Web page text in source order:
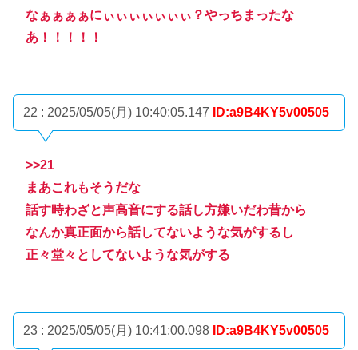
なぁぁぁぁにぃぃぃぃぃぃぃ？やっちまったな
あ！！！！！
22 : 2025/05/05(月) 10:40:05.147 ID:a9B4KY5v00505
>>21
まあこれもそうだな
話す時わざと声高音にする話し方嫌いだわ昔から
なんか真正面から話してないような気がするし
正々堂々としてないような気がする
23 : 2025/05/05(月) 10:41:00.098 ID:a9B4KY5v00505